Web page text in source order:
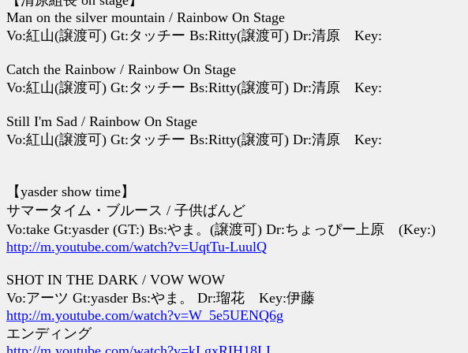
Man on the silver mountain / Rainbow On Stage
Vo:紅山(譲渡可) Gt:タッチー Bs:Ritty(譲渡可) Dr:清原 Key:
Catch the Rainbow / Rainbow On Stage
Vo:紅山(譲渡可) Gt:タッチー Bs:Ritty(譲渡可) Dr:清原 Key:
Still I'm Sad / Rainbow On Stage
Vo:紅山(譲渡可) Gt:タッチー Bs:Ritty(譲渡可) Dr:清原 Key:
【yasder show time】
サマータイム・ブルース / 子供ばんど
Vo:take Gt:yasder (GT:) Bs:やま。(譲渡可) Dr:ちょっぴー上原 (Key:)
http://m.youtube.com/watch?v=UqtTu-LuulQ
SHOT IN THE DARK / VOW WOW
Vo:アーツ Gt:yasder Bs:やま。 Dr:瑠花 Key:伊藤
http://m.youtube.com/watch?v=W_5e5UENQ6g
エンディング